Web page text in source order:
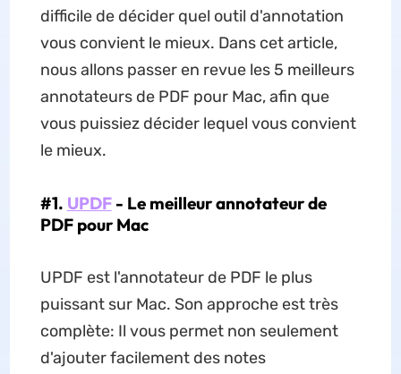
difficile de décider quel outil d'annotation
vous convient le mieux. Dans cet article,
nous allons passer en revue les 5 meilleurs
annotateurs de PDF pour Mac, afin que
vous puissiez décider lequel vous convient
le mieux.
#1. UPDF- Le meilleur annotateur de
PDF pour Mac
UPDF est l'annotateur de PDF le plus
puissant sur Mac. Son approche est très
complète: Il vous permet non seulement
d'ajouter facilement des notes